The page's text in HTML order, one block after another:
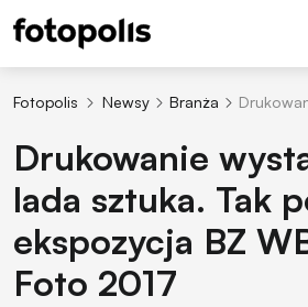
Fotopolis Newsy Branża
Drukowanie
lada sztuka. Tak
ekspozycja BZ
Foto 2017